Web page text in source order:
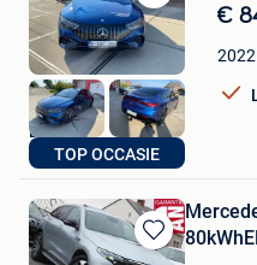
Sauvegarder
dans
Mes
Favoris
TOP OCCASIE
€
2022
Bauwens
Tielt
Sauvegarder